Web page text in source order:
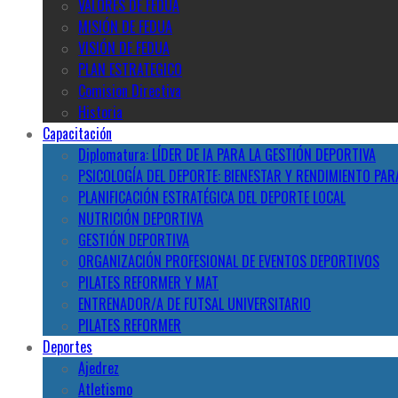
VALORES DE FEDUA
MISIÓN DE FEDUA
VISIÓN DE FEDUA
PLAN ESTRATEGICO
Comision Directiva
Historia
Capacitación
Diplomatura: LÍDER DE IA PARA LA GESTIÓN DEPORTIVA
PSICOLOGÍA DEL DEPORTE: BIENESTAR Y RENDIMIENTO
PLANIFICACIÓN ESTRATÉGICA DEL DEPORTE LOCAL
NUTRICIÓN DEPORTIVA
GESTIÓN DEPORTIVA
ORGANIZACIÓN PROFESIONAL DE EVENTOS DEPORTIVOS
PILATES REFORMER Y MAT
ENTRENADOR/A DE FUTSAL UNIVERSITARIO
PILATES REFORMER
Deportes
Ajedrez
Atletismo